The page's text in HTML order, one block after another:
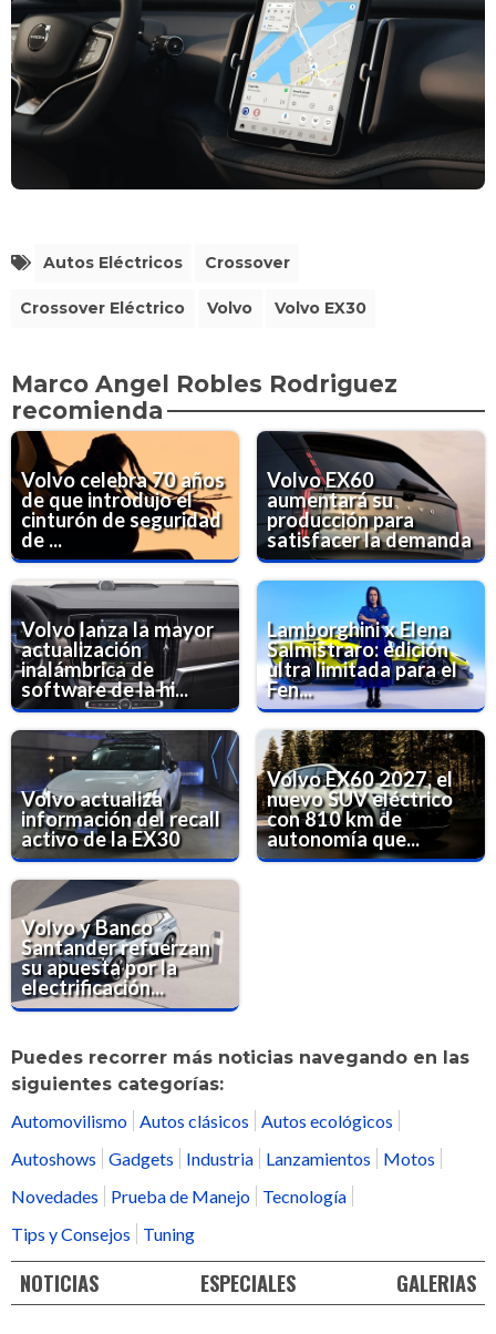
Autos Eléctricos Crossover
Crossover Eléctrico Volvo Volvo EX30
Marco Angel Robles Rodriguez
recomienda
Volvo celebra 70 años
de que introdujo el
cinturón de seguridad
de ...
Volvo EX60
aumentará su
producción para
satisfacer la demanda
Volvo lanza la mayor
actualización
inalámbrica de
software de la hi...
Lamborghini x Elena
Salmistraro: edición
ultra limitada para el
Fen...
Volvo actualiza
información del recall
activo de la EX30
Volvo EX60 2027, el
nuevo SUV eléctrico
con 810 km de
autonomía que...
Volvo y Banco
Santander refuerzan
su apuesta por la
electrificación...
Puedes recorrer más noticias navegando en las
siguientes categorías:
Automovilismo
Autos clásicos
Autos ecológicos
Autoshows
Gadgets Industria Lanzamientos
Motos
Novedades
Prueba de Manejo
Tecnología
Tips y Consejos
Tuning
NOTICIAS ESPECIALES GALERIAS